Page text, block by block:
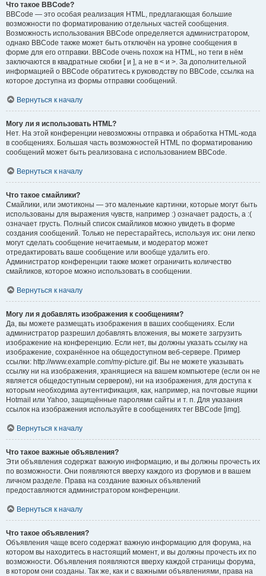
Что такое BBCode?
BBCode — это особая реализация HTML, предлагающая большие
возможности по форматированию отдельных частей сообщения.
Возможность использования BBCode определяется администратором,
однако BBCode также может быть отключён на уровне сообщения в
форме для его отправки. BBCode очень похож на HTML, но теги в нём
заключаются в квадратные скобки [ и ], а не в < и >. За дополнительной
информацией о BBCode обратитесь к руководству по BBCode, ссылка на
которое доступна из формы отправки сообщений.
Вернуться к началу
Могу ли я использовать HTML?
Нет. На этой конференции невозможны отправка и обработка HTML-кода
в сообщениях. Большая часть возможностей HTML по форматированию
сообщений может быть реализована с использованием BBCode.
Вернуться к началу
Что такое смайлики?
Смайлики, или эмотиконы — это маленькие картинки, которые могут быть
использованы для выражения чувств, например :) означает радость, а :(
означает грусть. Полный список смайликов можно увидеть в форме
создания сообщений. Только не перестарайтесь, используя их: они легко
могут сделать сообщение нечитаемым, и модератор может
отредактировать ваше сообщение или вообще удалить его.
Администратор конференции также может ограничить количество
смайликов, которое можно использовать в сообщении.
Вернуться к началу
Могу ли я добавлять изображения к сообщениям?
Да, вы можете размещать изображения в ваших сообщениях. Если
администратор разрешил добавлять вложения, вы можете загрузить
изображение на конференцию. Если нет, вы должны указать ссылку на
изображение, сохранённое на общедоступном веб-сервере. Пример
ссылки: http://www.example.com/my-picture.gif. Вы не можете указывать
ссылку ни на изображения, хранящиеся на вашем компьютере (если он не
является общедоступным сервером), ни на изображения, для доступа к
которым необходима аутентификация, как, например, на почтовые ящики
Hotmail или Yahoo, защищённые паролями сайты и т. п. Для указания
ссылок на изображения используйте в сообщениях тег BBCode [img].
Вернуться к началу
Что такое важные объявления?
Эти объявления содержат важную информацию, и вы должны прочесть их
по возможности. Они появляются вверху каждого из форумов и в вашем
личном разделе. Права на создание важных объявлений
предоставляются администратором конференции.
Вернуться к началу
Что такое объявления?
Объявления чаще всего содержат важную информацию для форума, на
котором вы находитесь в настоящий момент, и вы должны прочесть их по
возможности. Объявления появляются вверху каждой страницы форума,
в котором они созданы. Так же, как и с важными объявлениями, права на